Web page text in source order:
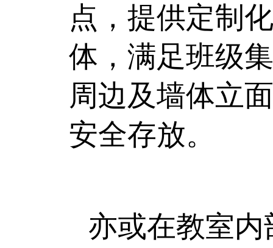
点，提供定制
体，满足班级
周边及墙体立
安全存放。
亦或在教室